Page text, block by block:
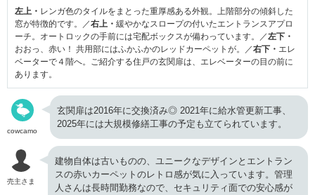
左上・ レンガ色のタイルをまとった重厚感ある外観。上階部分の傾斜した
窓が特徴的です。／右上・ 緩やかなスロープの付いたエントランスアプロ
ーチ。オートロックの手前には宅配ボックスが備わっています。／左下・
おおっ、赤い！ 共用部にはふかふかのレッドカーペットが。／右下・ エレ
ベーターで４階へ。ご紹介する住戸の玄関扉は、エレベーターの目の前に
あります。
cowcamo
玄関扉は2016年に交換済み◎ 2021年に給水管更新工事、
2025年には大規模修繕工事の予定も立てられています。
売主さま
建物自体は古いものの、ユニークなデザインとエントラン
スの赤いカーペットのレトロ感が気に入っています。管理
人さんは長時間勤務なので、セキュリティ面での安心感が